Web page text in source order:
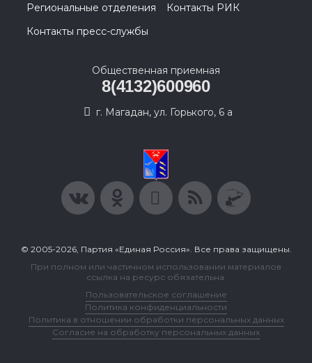
Региональные отделения
Контакты РИК
Контакты пресс-службы
Общественная приемная
8(4132)600960
г. Магадан, ул. Горького, 6 а
© 2005-2026, Партия «Единая Россия». Все права защищены.
При полном или частичном использовании материалов
ссылка на ресурс обязательна.
Пользовательское соглашение
Политика конфиденциальности
Политика в отношении обработки персональных данных
Согласие на обработку персональных данных